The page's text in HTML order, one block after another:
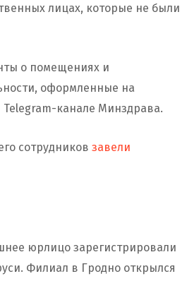
лицах, которые не были
о помещениях и
оформленные на
Telegram-канале Минздрава.
сотрудников завели
юрлицо зарегистрировали
Филиал в Гродно открылся